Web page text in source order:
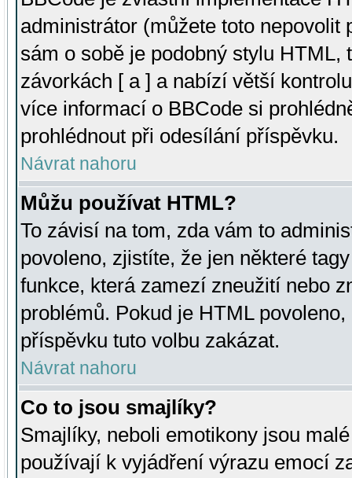
administrátor (můžete toto
sám o sobě je podobný stylu HTML,
závorkách [ a ] a nabízí větší
více informací o BBCode si
prohlédnout při odesílání příspěvku.
Návrat nahoru
Můžu používat HTML?
To závisí na tom, zda vám to
povoleno, zjistíte, že jen některé
funkce, která zamezí zneužití nebo
problémů. Pokud je HTML
příspěvku tuto volbu zakázat.
Návrat nahoru
Co to jsou smajlíky?
Smajlíky, neboli emotikony jsou
používají k vyjádření výrazu emocí